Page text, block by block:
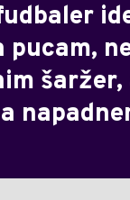
pucam,
šaržer,